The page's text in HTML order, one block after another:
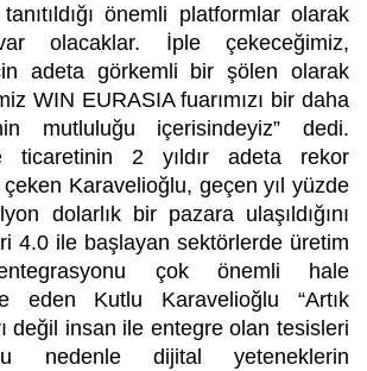
önemli platformlar olarak
var olacaklar. İple çekeceğimiz,
adeta görkemli bir şölen olarak
WIN EURASIA fuarımızı bir daha
mutluluğu içerisindeyiz” dedi.
ticaretinin 2 yıldır adeta rekor
çeken Karavelioğlu, geçen yıl yüzde
dolarlık bir pazara ulaşıldığını
4.0 ile başlayan sektörlerde üretim
çok önemli hale
eden Kutlu Karavelioğlu “Artık
değil insan ile entegre olan tesisleri
nedenle dijital yeteneklerin